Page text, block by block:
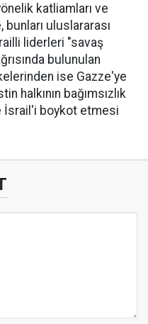
katliamları ve
uluslararası
liderleri "savaş
bulunulan
ise Gazze'ye
halkının bağımsızlık
boykot etmesi